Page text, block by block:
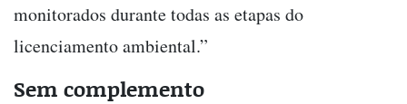
monitorados durante todas as etapas do
licenciamento ambiental.”
Sem complemento